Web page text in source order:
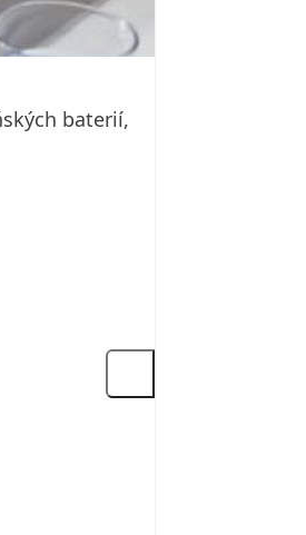
baterií,